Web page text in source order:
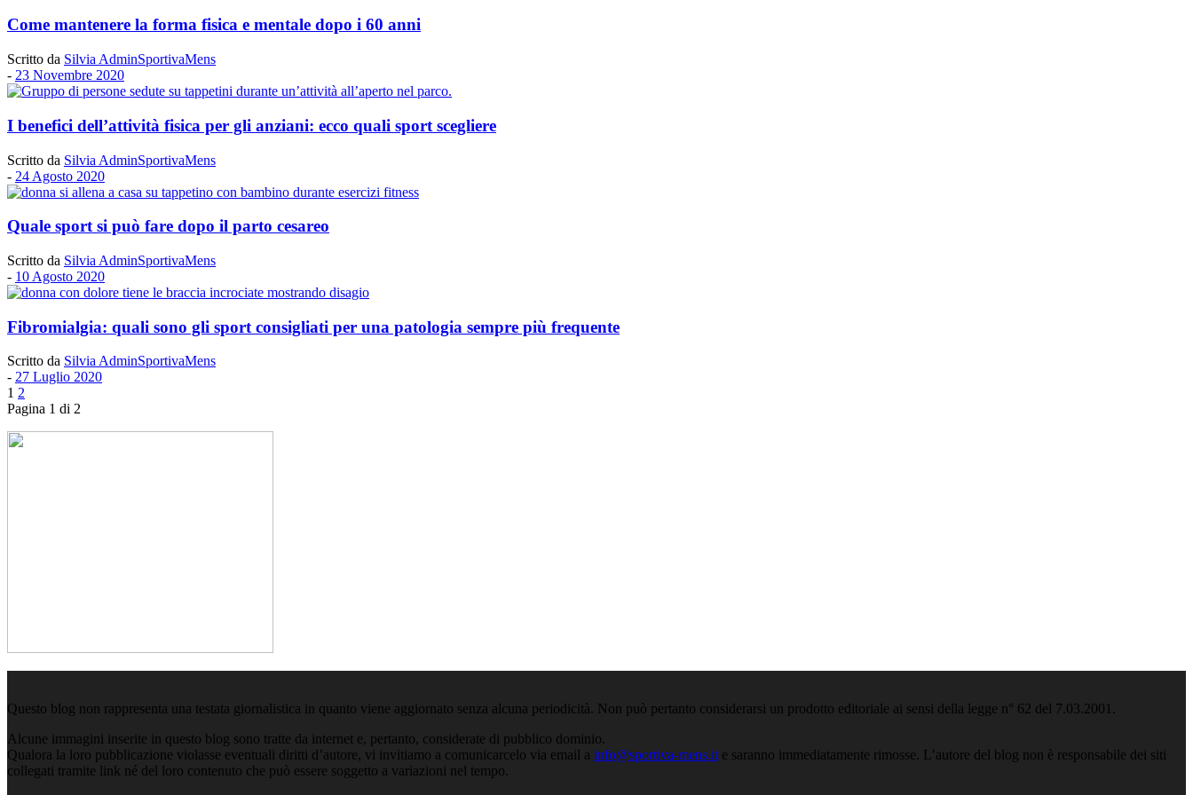
Come mantenere la forma fisica e mentale dopo i 60 anni
Scritto da Silvia AdminSportivaMens
- 23 Novembre 2020
I benefici dell’attività fisica per gli anziani: ecco quali sport scegliere
Scritto da Silvia AdminSportivaMens
- 24 Agosto 2020
Quale sport si può fare dopo il parto cesareo
Scritto da Silvia AdminSportivaMens
- 10 Agosto 2020
Fibromialgia: quali sono gli sport consigliati per una patologia sempre più frequente
Scritto da Silvia AdminSportivaMens
- 27 Luglio 2020
1 2
Pagina 1 di 2
Questo blog non rappresenta una testata giornalistica in quanto viene aggiornato senza alcuna periodicità. Non può pertanto considerarsi un prodotto editoriale ai sensi della legge n° 62 del 7.03.2001.
Alcune immagini inserite in questo blog sono tratte da internet e, pertanto, considerate di pubblico dominio.
Qualora la loro pubblicazione violasse eventuali diritti d’autore, vi invitiamo a comunicarcelo via email a info@sportiva-mens.it e saranno immediatamente rimosse. L’autore del blog non è responsabile dei siti
collegati tramite link né del loro contenuto che può essere soggetto a variazioni nel tempo.